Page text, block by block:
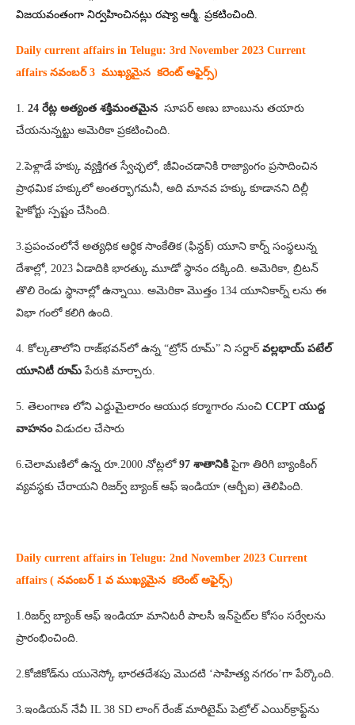
విజయవంతంగా నిర్వహించినట్లు రష్యా ఆర్మీ. ప్రకటించింది.
Daily current affairs in Telugu: 3rd November 2023 Current
affairs నవంబర్ 3 ముఖ్యమైన కరెంట్ అఫైర్స్‌)
1. 24 రేట్ల అత్యంత శక్తిమంతమైన సూపర్ అణు బాంబును తయారు
చేయనున్నట్టు అమెరికా ప్రకటించింది.
2.పెళ్లాడే హక్కు వ్యక్తిగత స్వేచ్ఛలో, జీవించడానికి రాజ్యాంగం ప్రసాదించిన
ప్రాథమిక హక్కులో అంతర్భాగమనీ, అది మానవ హక్కు కూడానని దిల్లీ
హైకోర్టు స్పష్టం చేసింది.
3.ప్రపంచంలోనే అత్యధిక ఆర్ధిక సాంకేతిక (ఫిన్దక్) యూని కార్న్ సంస్థలున్న
దేశాల్లో, 2023 ఏడాదికి భారత్కు మూడో స్థానం దక్కింది. అమెరికా, బ్రిటన్
తొలి రెండు స్థానాల్లో ఉన్నాయి. అమెరికా మొత్తం 134 యూనికార్న్ లను ఈ
విభా గంలో కలిగి ఉంది.
4. కోల్కతాలోని రాజ్‌భవన్‌లో ఉన్న “ట్రోన్ రూమ్” ని సర్దార్ వల్లభాయ్ పటేల్
యూనిటీ రూమ్ పేరుకి మార్చారు.
5. తెలంగాణ లోని ఎద్దుమైలారం ఆయుధ కర్మాగారం నుంచి CCPT యుద్ద
వాహనంవిడుదల చేసారు
6.చెలామణిలో ఉన్న రూ.2000 నోట్లలో 97 శాతానికిపైగా తిరిగి బ్యాంకింగ్
వ్యవస్థకు చేరాయని రిజర్వ్ బ్యాంక్ ఆఫ్ ఇండియా (ఆర్బీఐ) తెలిపింది.
Daily current affairs in Telugu: 2nd November 2023 Current
affairs ( నవంబర్ 1 వ ముఖ్యమైన కరెంట్ అఫైర్స్‌)
1.రిజర్వ్ బ్యాంక్ ఆఫ్ ఇండియా మానిటరీ పాలసీ ఇన్‌సైట్‌ల కోసం సర్వేలను
ప్రారంభించింది.
2.కోజికోడ్‌ను యునెస్కో భారతదేశపు మొదటి ‘సాహిత్య నగరం’గా పేర్కొంది.
3.ఇండియన్ నేవీ IL 38 SD లాంగ్ రేంజ్ మారిటైమ్ పెట్రోల్ ఎయిర్‌క్రాఫ్ట్‌ను